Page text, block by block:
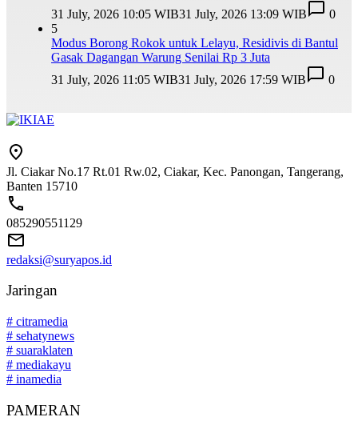
31 July, 2026 10:05 WIB31 July, 2026 13:09 WIB
0
5
Modus Borong Rokok untuk Lelayu, Residivis di Bantul
Gasak Dagangan Warung Senilai Rp 3 Juta
31 July, 2026 11:05 WIB31 July, 2026 17:59 WIB 0
Jl. Ciakar No.17 Rt.01 Rw.02, Ciakar, Kec. Panongan, Tangerang,
Banten 15710
085290551129
redaksi@suryapos.id
Jaringan
# citramedia
# sehatynews
# suaraklaten
# mediakayu
# inamedia
PAMERAN